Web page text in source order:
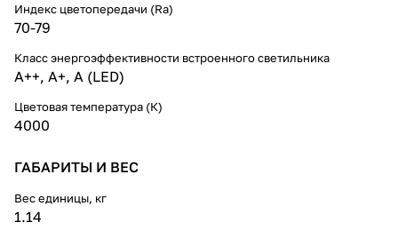
Индекс цветопередачи (Ra)
70-79
Класс энергоэффективности встроенного светильника
A++, A+, A (LED)
Цветовая температура (К)
4000
ГАБАРИТЫ И ВЕС
Вес единицы, кг
1.14